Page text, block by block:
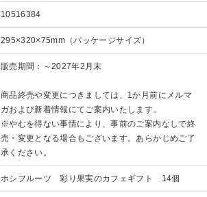
10516384
295×320×75mm（パッケージサイズ）
販売期間：～2027年2月末
商品終売や変更につきましては、1か月前にメルマ
ガおよび新着情報にてご案内いたします。
※やむを得ない事情により、事前のご案内なしで終
売・変更となる場合もございます。あらかじめご了
承ください。
ホシフルーツ 彩り果実のカフェギフト 14個